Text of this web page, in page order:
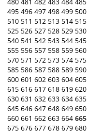
495 496 497 498 499 500
510 511 512 513 514 515
525 526 527 528 529 530
540 541 542 543 544 545
555 556 557 558 559 560
570 571 572 573 574 575
585 586 587 588 589 590
600 601 602 603 604 605
615 616 617 618 619 620
630 631 632 633 634 635
645 646 647 648 649 650
660 661 662 663 664 665
675 676 677 678 679 680